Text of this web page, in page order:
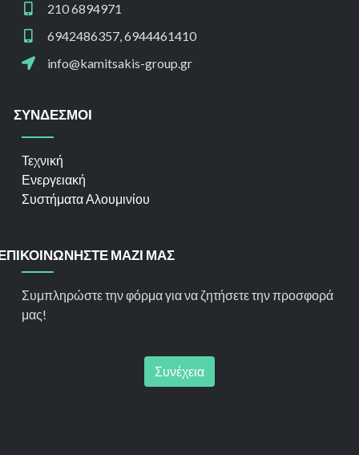
210 6894971
6942486357, 6944461410
info@kamitsakis-group.gr
ΣΥΝΔΕΣΜΟΙ
Τεχνική
Ενεργειακή
Συστήματα Αλουμινίου
ΜΑΖΙ ΜΑΣ
Συμπληρώστε την φόρμα για να ζητήσετε την προσφορά
μας!
Συνέχεια